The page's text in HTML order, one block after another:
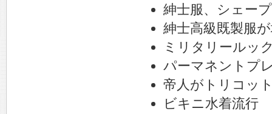
紳士服、シェー
紳士高級既製服
ミリタリールッ
パーマネントプ
帝人がトリコッ
ビキニ水着流行